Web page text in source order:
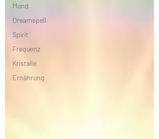
Mond
Dreamspell
Spirit
Frequenz
Kristalle
Ernährung